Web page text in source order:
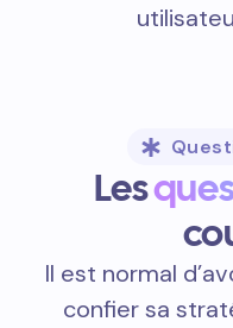
Les
Il est normal
confier sa